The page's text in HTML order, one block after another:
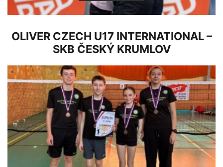
OLIVER CZECH U17 INTERNATIONAL –
SKB ČESKÝ KRUMLOV